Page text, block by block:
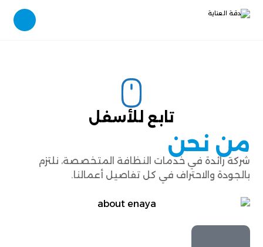
تابع للأسفل
من نحن
شركة رائدة في خدمات النظافة المتخصصة، نلتزم
بالجودة والاحتراف في كل تفاصيل أعمالنا.